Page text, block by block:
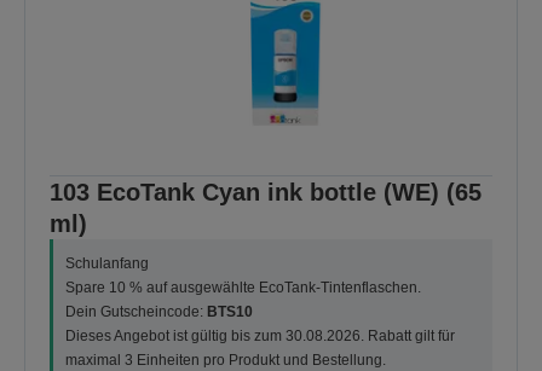
103 EcoTank Cyan ink bottle (WE) (65
ml)
Schulanfang
Spare 10 % auf ausgewählte EcoTank-Tintenflaschen.
Dein Gutscheincode: BTS10
Dieses Angebot ist gültig bis zum 30.08.2026. Rabatt gilt für
maximal 3 Einheiten pro Produkt und Bestellung.